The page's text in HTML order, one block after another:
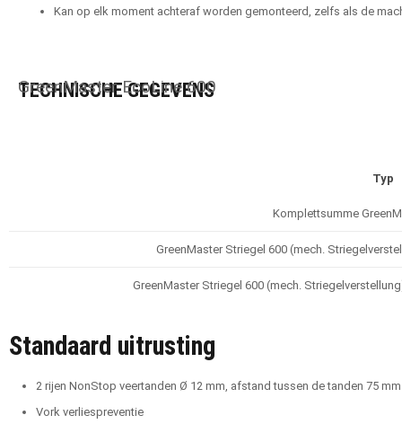
Kan op elk moment achteraf worden gemonteerd, zelfs als de
TECHNISCHE GEGEVENS
GreenMaster EcoLine 600
Typ
Komplettsumme
GreenMaster Striegel 600 (mech.
GreenMaster Striegel 600 (mech.
Standaard uitrusting
2 rijen NonStop veertanden Ø 12 mm, afstand tussen de tanden 75 mm
Vork verliespreventie